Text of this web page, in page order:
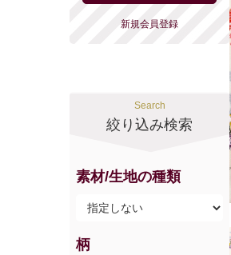
新規会員登録
Search
絞り込み検索
素材/生地の種類
柄